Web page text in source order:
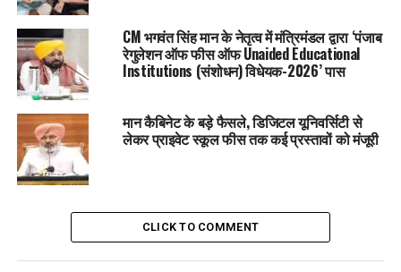
मई तक अतिरिक्त पानी नहीं देगा पंजाब
CM भगवंत सिंह मान के नेतृत्व में मंत्रिमंडल द्वारा ‘पंजाब
रेगुलेशन ऑफ फीस ऑफ Unaided Educational
Institutions (संशोधन) विधेयक-2026’ पास
मान कैबिनेट के बड़े फैसले, डिजिटल यूनिवर्सिटी से
लेकर प्राइवेट स्कूल फीस तक कई प्रस्तावों को मंजूरी
CLICK TO COMMENT